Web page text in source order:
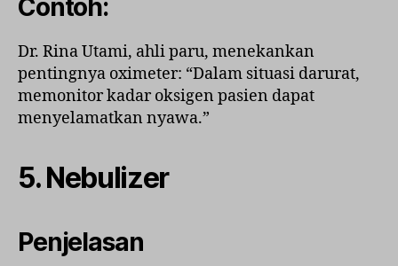
Contoh:
Dr. Rina Utami, ahli paru, menekankan
pentingnya oximeter: “Dalam situasi darurat,
memonitor kadar oksigen pasien dapat
menyelamatkan nyawa.”
5.Nebulizer
Penjelasan